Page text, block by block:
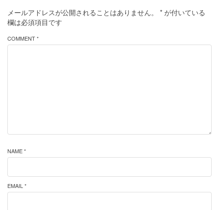
メールアドレスが公開されることはありません。 * が付いている
欄は必須項目です
COMMENT *
NAME *
EMAIL *